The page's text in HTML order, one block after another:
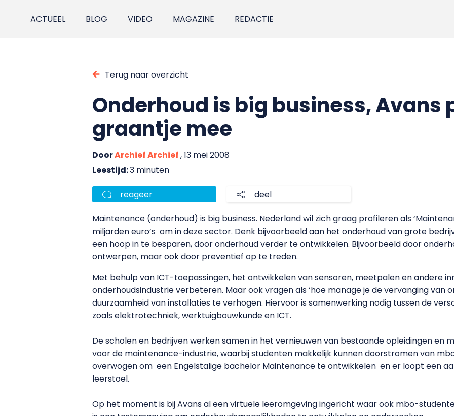
ACTUEEL BLOG VIDEO MAGAZINE REDACTIE
Terug naar overzicht
Onderhoud is big business, Avans
graantje mee
DoorArchief Archief, 13 mei 2008
Leestijd:3 minuten
reageer deel
Maintenance (onderhoud) is big business. Nederland wil zich graag profileren als
miljarden euro’s om in deze sector. Denk bijvoorbeeld aan het onderhoud van grote
een hoop in te besparen, door onderhoud verder te ontwikkelen. Bijvoorbeeld door
ontwerpen, maar ook door preventief op te treden.
Met behulp van ICT-toepassingen, het ontwikkelen van sensoren, meetpalen en andere
onderhoudsindustrie verbeteren. Maar ook vragen als ‘hoe manage je de vervanging van
duurzaamheid van installaties te verhogen. Hiervoor is samenwerking nodig tussen de
zoals elektrotechniek, werktuigbouwkunde en ICT.
De scholen en bedrijven werken samen in het vernieuwen van bestaande opleidingen en
voor de maintenance-industrie, waarbij studenten makkelijk kunnen doorstromen van
overwogen om een Engelstalige bachelor Maintenance te ontwikkelen en er loopt een
leerstoel.
Op het moment is bij Avans al een virtuele leeromgeving ingericht waar ook mbo-